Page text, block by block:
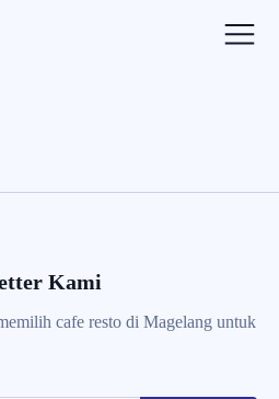
Kami
cafe resto di Magelang untuk